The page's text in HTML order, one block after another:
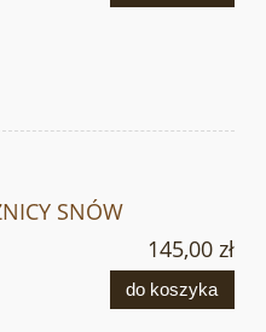
SNÓW
145,00 zł
do koszyka